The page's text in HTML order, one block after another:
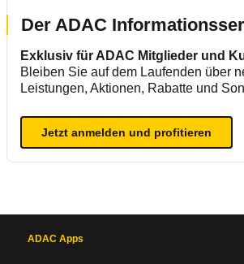
Der ADAC
Exklusiv für ADAC Mitglieder und
Bleiben Sie auf dem Laufenden über
Leistungen, Aktionen, Rabatte und
Jetzt anmelden und profitieren
ADAC Apps